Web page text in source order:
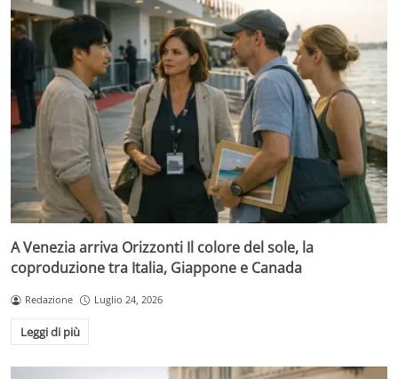
A Venezia arriva Orizzonti Il colore del sole, la
coproduzione tra Italia, Giappone e Canada
Redazione Luglio 24, 2026
Leggi di più